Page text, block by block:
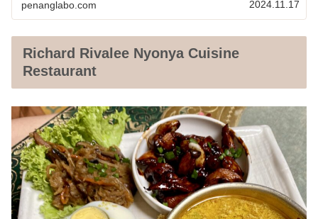
penanglabo.com 2024.11.17
Richard Rivalee Nyonya Cuisine
Restaurant